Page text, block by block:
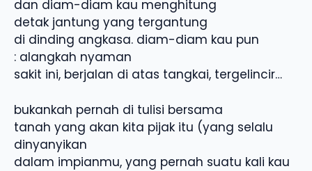
dan diam-diam kau menghitung
detak jantung yang tergantung
di dinding angkasa. diam-diam kau pun
: alangkah nyaman
sakit ini, berjalan di atas tangkai, tergelincir…
bukankah pernah di tulisi bersama
tanah yang akan kita pijak itu (yang selalu
dinyanyikan
dalam impianmu, yang pernah suatu kali kau